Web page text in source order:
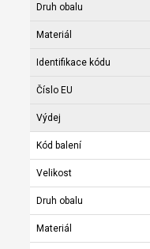
Druh obalu
Materiál
Identifikace kódu
Číslo EU
Výdej
Kód balení
Velikost
Druh obalu
Materiál